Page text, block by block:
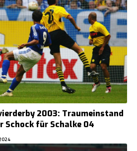
2003: Traumeinstand
für Schalke 04